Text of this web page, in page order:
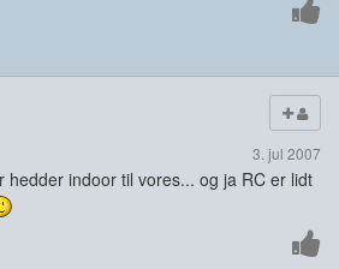
3. jul 2007
hedder indoor til vores... og ja RC er lidt